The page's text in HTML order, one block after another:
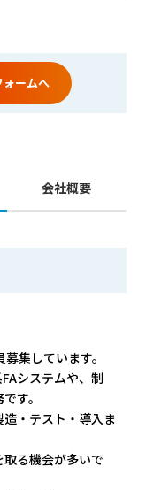
ォームへ
会社概要
集しています。
システムや、制
す。
・テスト・導入ま
る機会が多いで